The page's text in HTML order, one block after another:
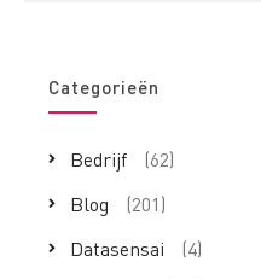
Categorieën
Bedrijf
(62)
Blog
(201)
Datasensai
(4)